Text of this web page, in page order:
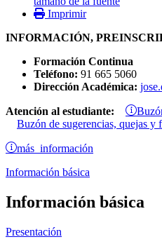
Imprimir
INFORMACIÓN,
Formación Continua
Teléfono: 91 665 5060
Dirección Académica:
Atención al estudiante:
Buzón de sugerencias, quejas y
más información
Información básica
Información básica
Presentación